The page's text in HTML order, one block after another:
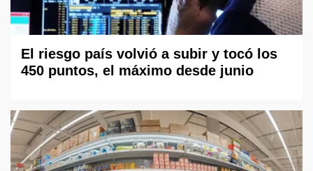
El riesgo país volvió a subir y tocó los
450 puntos, el máximo desde junio